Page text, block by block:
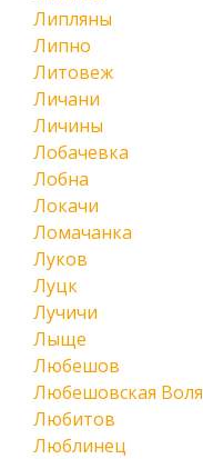
Липляны
Липно
Литовеж
Личани
Личины
Лобачевка
Лобна
Локачи
Ломачанка
Луков
Луцк
Лучичи
Лыще
Любешов
Любешовская Воля
Любитов
Люблинец